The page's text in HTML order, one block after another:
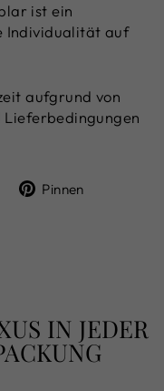
ist ein
Individualität auf
aufgrund von
Lieferbedingungen
Auf
Pinnen
IN JEDER